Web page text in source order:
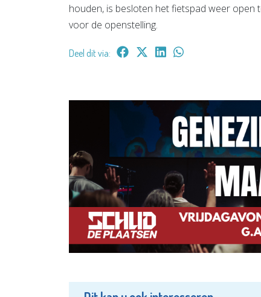
houden, is besloten het fietspad weer open
voor de openstelling.
Deel dit via: